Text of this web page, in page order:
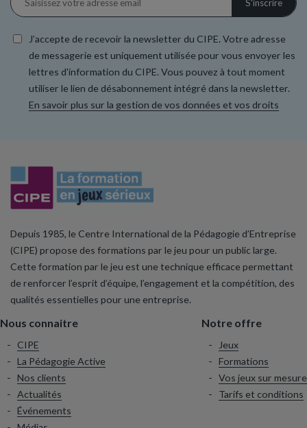
J’accepte de recevoir la newsletter du CIPE. Votre adresse
de messagerie est uniquement utilisée pour vous envoyer les
lettres d'information du CIPE. Vous pouvez à tout moment
utiliser le lien de désabonnement intégré dans la newsletter.
En savoir plus sur la gestion de vos données et vos droits
Depuis 1985, le Centre International de la Pédagogie d’Entreprise
(CIPE) propose des formations par le jeu pour un public large.
Cette formation par le jeu est une technique efficace permettant
de renforcer l’esprit d’équipe, l’engagement et la compétition, des
qualités essentielles pour une entreprise.
Nous connaitre
CIPE
La Pédagogie Active
Nos clients
Actualités
Événements
Notre offre
Jeux
Formations
Vos jeux sur mesure
Tarifs et conditions